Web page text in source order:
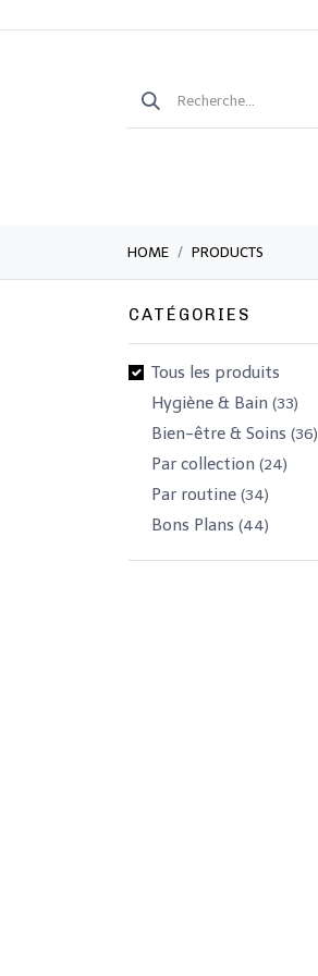
HOME PRODUCTS
CATÉGORIES
Tous les produits
​Hygiène & Bain (33)
​​​Bien-être & Soins (36)
Par collection (24)
Par routine (34)
Bons Plans (44)